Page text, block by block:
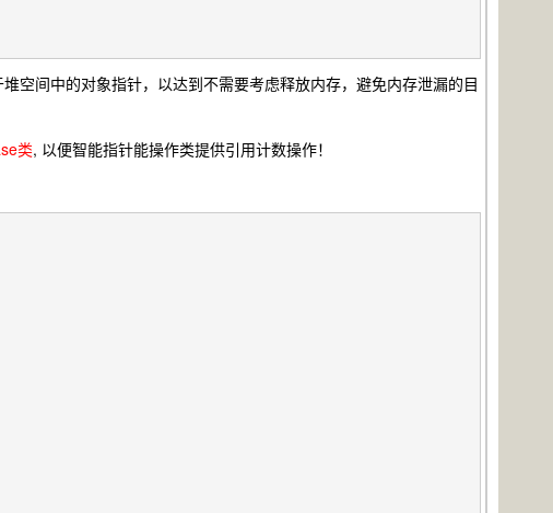
空间中的对象指针，以达到不需要考虑释放内存，避免内存泄漏的目
类, 以便智能指针能操作类提供引用计数操作！